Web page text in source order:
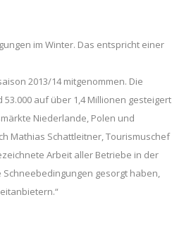
im Winter. Das entspricht einer
2013/14 mitgenommen. Die
auf über 1,4 Millionen gesteigert
Niederlande, Polen und
Mathias Schattleitner, Tourismuschef
Arbeit aller Betriebe in der
gesorgt haben,